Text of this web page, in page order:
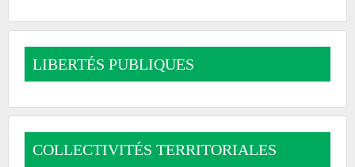
LIBERTÉS PUBLIQUES
COLLECTIVITÉS TERRITORIALES